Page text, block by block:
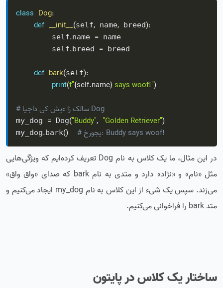
class Dog:
def __init__(self, name, breed):
        self
.name = name
        self
.breed = breed
def bark(self):
print(f"{self.name} says woof!")
# ایجاد یک شیء از کلاس Dog
my_dog = Dog("Buddy", "Golden Retriever")
my_dog.bark() # خروجی: Buddy says woof!
در این مثال، ما یک کلاس به نام Dog تعریف کرده‌ایم که ویژگی‌هایی
مثل «نام» و «نژاد» دارد و متدی به نام bark که صدای «واق واق»
می‌زند. سپس یک شیء از این کلاس به نام my_dog ایجاد می‌کنیم و
متد bark را فراخوانی می‌کنیم.
ساختار یک کلاس در پایتون